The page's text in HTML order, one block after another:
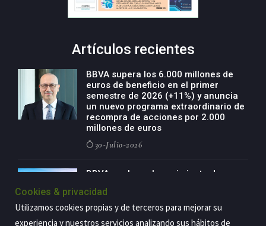
Artículos recientes
BBVA supera los 6.000 millones de
euros de beneficio en el primer
semestre de 2026 (+11%) y anuncia
un nuevo programa extraordinario de
recompra de acciones por 2.000
millones de euros
30-Julio-2026
BBVA acelera el crecimiento de su
de especialización presente en siete
países
29-Julio-2026
Cookies & privacidad
Utilizamos cookies propias y de terceros para mejorar su
experiencia y nuestros servicios analizando sus hábitos de